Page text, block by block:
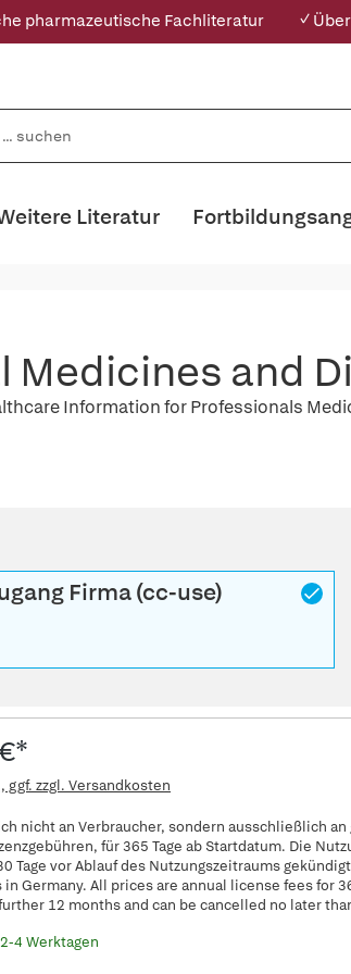
pharmazeutische Fachliteratur ✓
Literatur
Medicines and
Information for Professionals
Firma (cc-use)
ggf. zzgl. Versandkosten
nicht an Verbraucher, sondern ausschließlich
für 365 Tage ab Startdatum. Die
Tage vor Ablauf des Nutzungszeitraums
Germany. All prices are annual license fees for
12 months and can be cancelled no later
4 Werktagen